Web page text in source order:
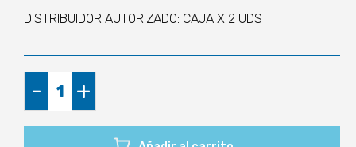
DISTRIBUIDOR AUTORIZADO: CAJA X 2 UDS
-
esterilización
+